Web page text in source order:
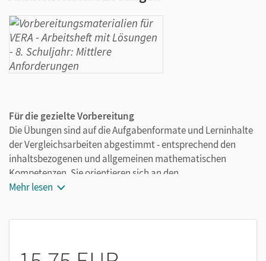
Für die gezielte Vorbereitung
Die Übungen sind auf die Aufgabenformate und Lerninhalte
der Vergleichsarbeiten abgestimmt - entsprechend den
inhaltsbezogenen und allgemeinen mathematischen
Kompetenzen. Sie orientieren sich an den
Bildungsstandards der KMK.
Mehr lesen